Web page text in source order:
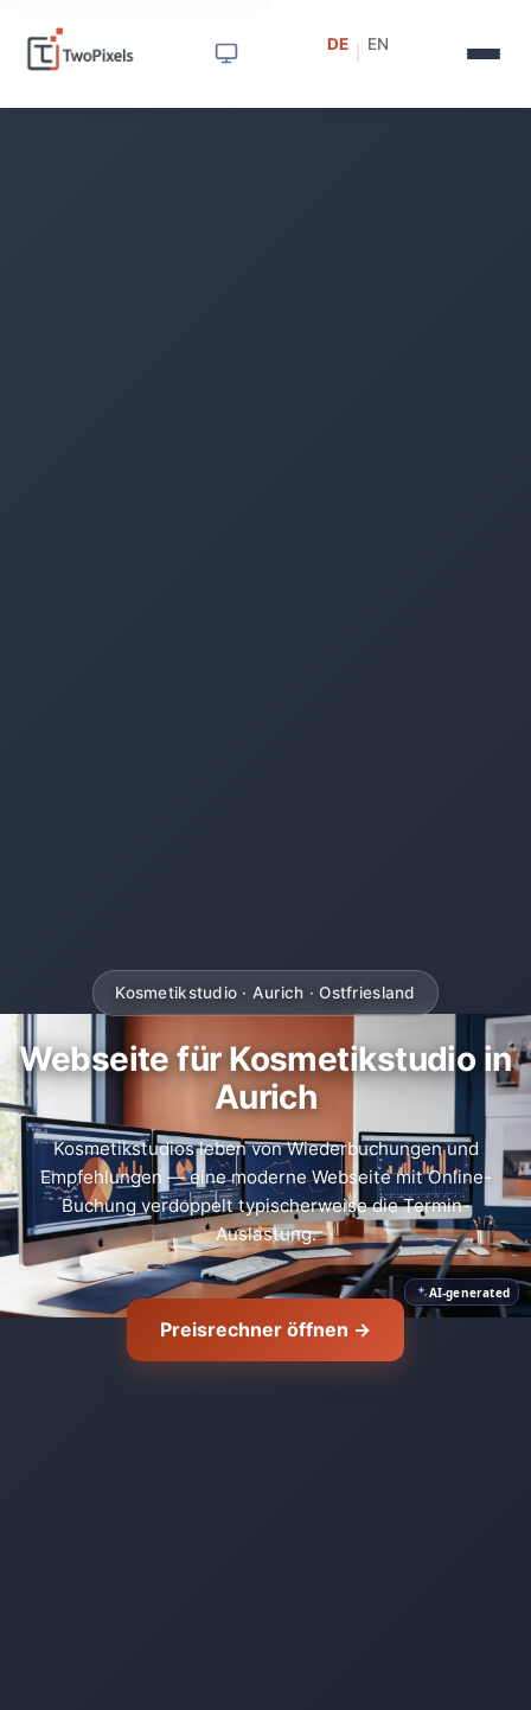
DE EN
AI-generated
Kosmetikstudio · Aurich · Ostfriesland
Webseite für Kosmetikstudio in
Aurich
Kosmetikstudios leben von Wiederbuchungen und
Empfehlungen — eine moderne Webseite mit Online-
Buchung verdoppelt typischerweise die Termin-
Auslastung.
Preisrechner öffnen →